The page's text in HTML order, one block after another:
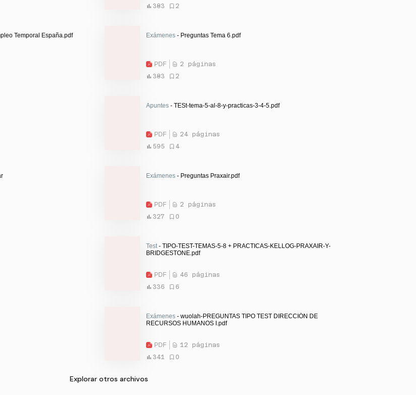
383
2
Temporal España.pdf Exámenes - Preguntas Tema 6.pdf
PDF
2 páginas
383
2
Apuntes - TESt-tema-5-al-8-y-practicas-3-4-5.pdf
PDF
24 páginas
595
4
Exámenes - Preguntas Praxair.pdf
PDF
2 páginas
327
0
Test - TIPO-TEST-TEMAS-5-8 + PRACTICAS-KELLOG-PRAXAIR-Y-
BRIDGESTONE.pdf
PDF
46 páginas
336
6
Exámenes - wuolah-PREGUNTAS TIPO TEST DIRECCIÓN DE
RECURSOS HUMANOS I.pdf
PDF
12 páginas
341
0
Explorar otros archivos